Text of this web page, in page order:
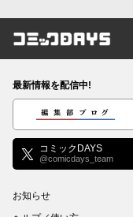
コミック
最新情報を配信中!
編集部ブログ
コミックDAYS
@comicdays_team
お知らせ